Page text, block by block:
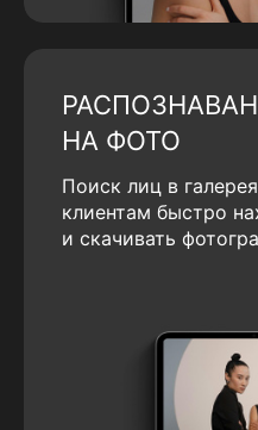
НА ФОТО
Поиск лиц в
клиентам быстро
и скачивать